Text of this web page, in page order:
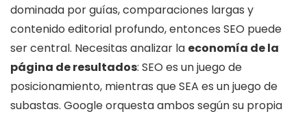
dominada por guías, comparaciones largas y
contenido editorial profundo, entonces SEO puede
ser central. Necesitas analizar la economía de la
página de resultados: SEO es un juego de
posicionamiento, mientras que SEA es un juego de
subastas. Google orquesta ambos según su propia